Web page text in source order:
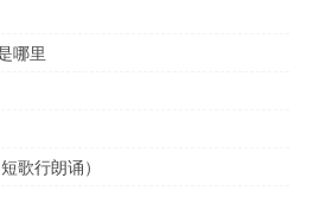
哪里
歌行朗诵）